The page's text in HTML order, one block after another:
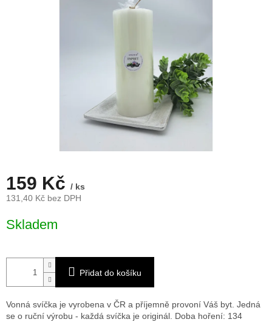
159 Kč / ks
131,40 Kč bez DPH
cena:
Skladem
Přidat do košíku
Vonná svíčka je vyrobena v ČR a příjemně provoní Váš byt. Jedná
se o ruční výrobu - každá svíčka je originál. Doba hoření: 134